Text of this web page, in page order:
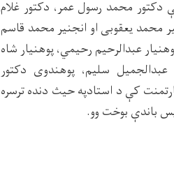
په توګه مقرر شول. په ۱۳۵۱ هـ ش کال کې دکتور محمد رسول عمر، دکتور غلام
محمد یعقوبی او انجنیر محمد قاسم
عبدالرحیم رحیمي، پوهنیار شاه
سلیم، پوهندوی دکتور
کې د استادپه حیث دنده ترسره
باندې بوخت وو.